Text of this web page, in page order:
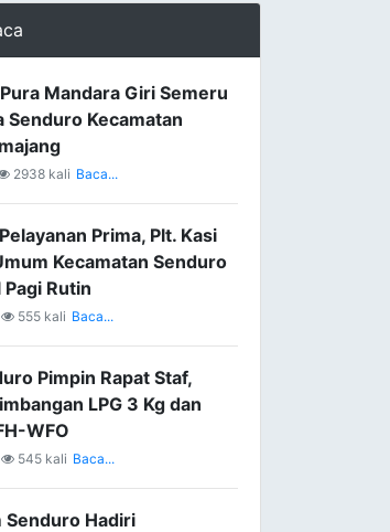
Mandara Giri Semeru
Senduro Kecamatan
2938 kali Baca...
Prima, Plt. Kasi
Kecamatan Senduro
Rutin
555 kali Baca...
Pimpin Rapat Staf,
LPG 3 Kg dan
WFO
545 kali Baca...
Senduro Hadiri